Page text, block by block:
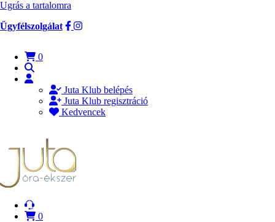
Ugrás a tartalomra
Ügyfélszolgálat
0
Juta Klub belépés
Juta Klub regisztráció
Kedvencek
0